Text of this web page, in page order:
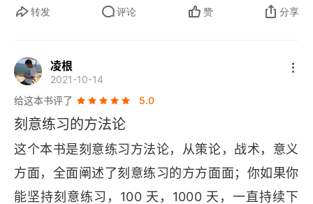
转发 评论 赞 分享
凌根
2021-10-14
给这本书评了
5.0
刻意练习的方法论
这个本书是刻意练习方法论，从策论，战术，意义
方面，全面阐述了刻意练习的方方面面；你如果你
能坚持刻意练习，100 天，1000 天，一直持续下